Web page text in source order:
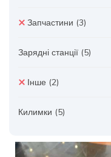
Запчастини (3)
Зарядні станції (5)
Інше (2)
Килимки (5)